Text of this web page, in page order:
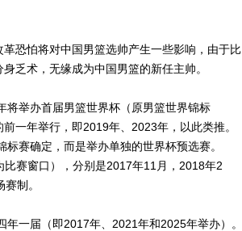
恐怕将对中国男篮选帅产生一些影响，由于比
乏术，无缘成为中国男篮的新任主帅。
举办首届男篮世界杯（原男篮世界锦标
一年举行，即2019年、2023年，以此类推。
赛确定，而是举办单独的世界杯预选赛。
赛窗口），分别是2017年11月，2018年2
制。
一届（即2017年、2021年和2025年举办）。